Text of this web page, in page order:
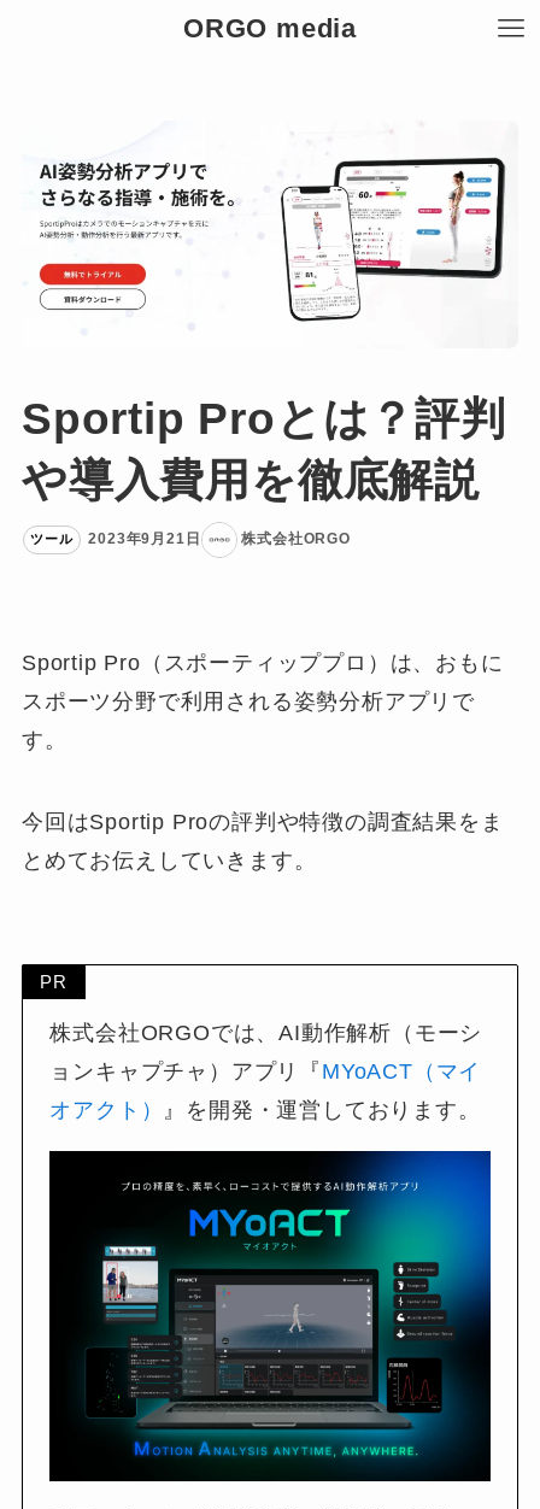
検索
ORGO media
Sportip Proとは？評判
や導入費用を徹底解説
ツール 2023年9月21日 株式会社ORGO
Sportip Pro（スポーティッププロ）は、おもに
スポーツ分野で利用される姿勢分析アプリで
す。
今回はSportip Proの評判や特徴の調査結果をま
とめてお伝えしていきます。
PR
株式会社ORGOでは、AI動作解析（モーシ
ョンキャプチャ）アプリ『 MYoACT（マイ
オアクト） 』を開発・運営しております。